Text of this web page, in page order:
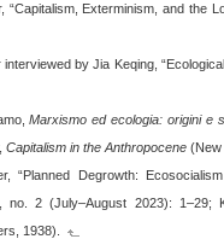
“Capitalism, Exterminism, and the
by Jia Keqing,
Marxismo ed ecologia: origini e
Capitalism in the Anthropocene (New
“Planned Degrowth:
2 (July–August 2023): 1–29;
1938).